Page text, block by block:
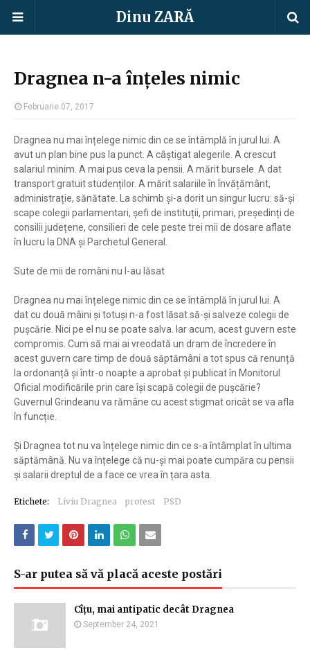
Dinu ZARĂ
Dragnea n-a înțeles nimic
Februarie 07, 2017
Dragnea nu mai înțelege nimic din ce se întâmplă în jurul lui. A
avut un plan bine pus la punct. A câștigat alegerile. A crescut
salariul minim. A mai pus ceva la pensii. A mărit bursele. A dat
transport gratuit studenților. A mărit salariile în învățământ,
administrație, sănătate. La schimb și-a dorit un singur lucru: să-și
scape colegii parlamentari, șefi de instituții, primari, președinți de
consilii județene, consilieri de cele peste trei mii de dosare aflate
în lucru la DNA și Parchetul General.
Sute de mii de români nu l-au lăsat
Dragnea nu mai înțelege nimic din ce se întâmplă în jurul lui. A
dat cu două mâini și totuși n-a fost lăsat să-și salveze colegii de
pușcărie. Nici pe el nu se poate salva. Iar acum, acest guvern este
compromis. Cum să mai ai vreodată un dram de încredere în
acest guvern care timp de două săptămâni a tot spus că renunță
la ordonanță și într-o noapte a aprobat și publicat în Monitorul
Oficial modificările prin care își scapă colegii de pușcărie?
Guvernul Grindeanu va rămâne cu acest stigmat oricât se va afla
în funcție.
Și Dragnea tot nu va înțelege nimic din ce s-a întâmplat în ultima
săptămână. Nu va înțelege că nu-și mai poate cumpăra cu pensii
și salarii dreptul de a face ce vrea în țara asta.
Etichete: Liviu Dragnea protest PSD
S-ar putea să vă placă aceste postări
Cîțu, mai antipatic decât Dragnea
September 24, 2021